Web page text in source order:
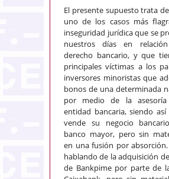
El presente supuesto trata
uno de los casos más
inseguridad jurídica que se
nuestros días en
derecho bancario, y que
principales víctimas a los
inversores minoristas que
bonos de una determinada
por medio de la
entidad bancaria, siendo
vende su negocio
banco mayor, pero sin
en una fusión por
hablando de la adquisición
de Bankpime por parte de